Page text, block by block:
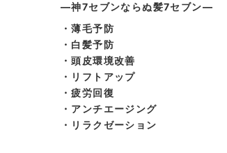
―神7セブンならぬ髪7セブン―
・薄毛予防
・白髪予防
・頭皮環境改善
・リフトアップ
・疲労回復
・アンチエージング
・リラクゼーション